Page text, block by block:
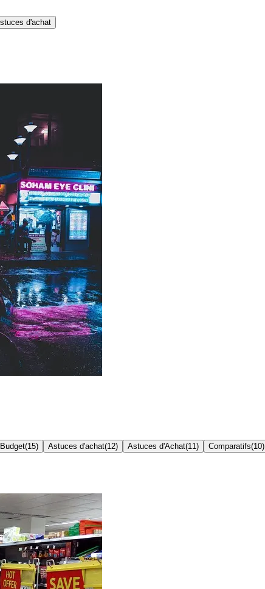
d'achat
(15) Astuces d'achat(12) Astuces d'Achat(11 ) Comparatifs(10)